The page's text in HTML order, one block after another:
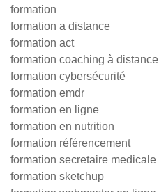
formation
formation a distance
formation act
formation coaching à distance
formation cybersécurité
formation emdr
formation en ligne
formation en nutrition
formation référencement
formation secretaire medicale
formation sketchup